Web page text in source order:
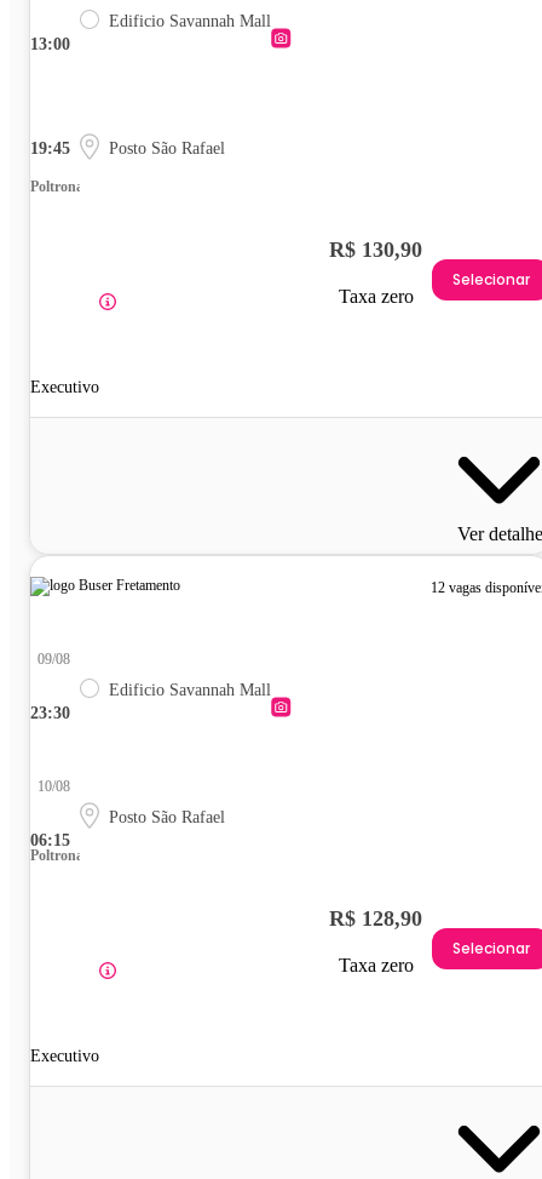
13:00
Edificio Savannah Mall
19:45 Posto São Rafael
Poltrona
Executivo
R$ 130,90
Taxa zero
Selecionar
Ver
12 vagas
23:30
09/08
Edificio Savannah Mall
06:15
10/08
Posto São Rafael
Poltrona
Executivo
R$ 128,90
Taxa zero
Selecionar